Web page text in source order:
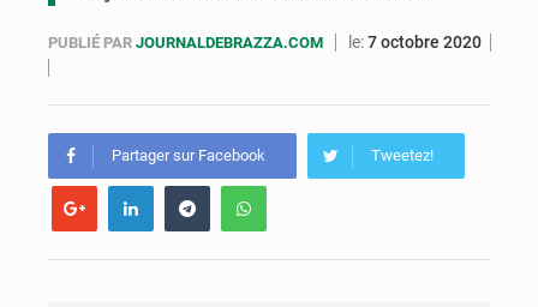
PUBLIÉ PAR JOURNALDEBRAZZA.COM le:7 octobre 2020
Partager sur Facebook Tweetez!